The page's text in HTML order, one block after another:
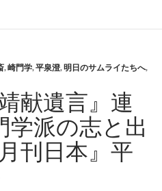
,崎門学,平泉澄,明日のサムライたちへ,
献遺言』連
派の志と出
刊日本』平